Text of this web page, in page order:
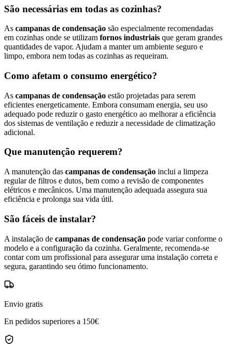
São necessárias em todas as cozinhas?
As campanas de condensação são especialmente recomendadas
em cozinhas onde se utilizam fornos industriais que geram grandes
quantidades de vapor. Ajudam a manter um ambiente seguro e
limpo, embora nem todas as cozinhas as requeiram.
Como afetam o consumo energético?
As campanas de condensação estão projetadas para serem
eficientes energeticamente. Embora consumam energia, seu uso
adequado pode reduzir o gasto energético ao melhorar a eficiência
dos sistemas de ventilação e reduzir a necessidade de climatização
adicional.
Que manutenção requerem?
A manutenção das campanas de condensação inclui a limpeza
regular de filtros e dutos, bem como a revisão de componentes
elétricos e mecânicos. Uma manutenção adequada assegura sua
eficiência e prolonga sua vida útil.
São fáceis de instalar?
A instalação de campanas de condensação pode variar conforme o
modelo e a configuração da cozinha. Geralmente, recomenda-se
contar com um profissional para assegurar uma instalação correta e
segura, garantindo seu ótimo funcionamento.
Envio gratis
En pedidos superiores a 150€